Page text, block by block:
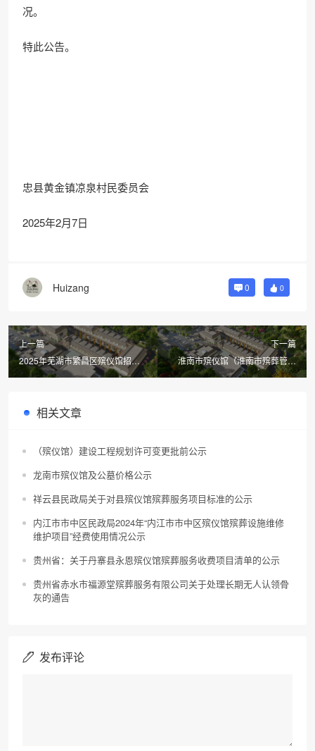
况。
特此公告。
忠县黄金镇凉泉村民委员会
2025年2月7日
Huizang 0 0
上一篇
2025年芜湖市繁昌区殡仪馆招聘
面试成绩公布
下一篇
淮南市殡仪馆（淮南市殡葬管理
处、淮南市公墓管理所）劳务派遣
相关文章
（殡仪馆）建设工程规划许可变更批前公示
龙南市殡仪馆及公墓价格公示
祥云县民政局关于对县殡仪馆殡葬服务项目标准的公示
内江市市中区民政局2024年“内江市市中区殡仪馆殡葬设施维修
维护项目”经费使用情况公示
贵州省：关于丹寨县永恩殡仪馆殡葬服务收费项目清单的公示
贵州省赤水市福源堂殡葬服务有限公司关于处理长期无人认领骨
灰的通告
发布评论